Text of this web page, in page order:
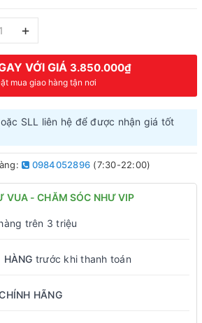
+
VỚI GIÁ 3.850.000₫
mua giao hàng tận nơi
SLL liên hệ để được nhận giá tốt
0984052896 (7:30-22:00)
VUA - CHĂM SÓC NHƯ VIP
trên 3 triệu
HÀNG trước khi thanh toán
HÃNG